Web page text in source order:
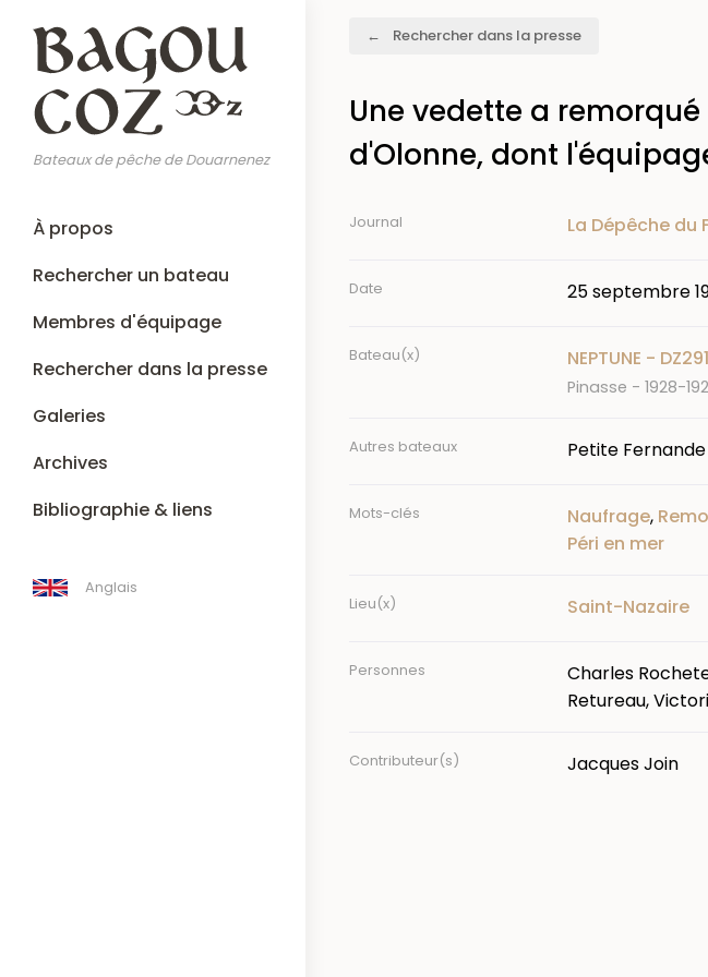
contenu
principal
Bateaux de pêche de Douarnenez
Main
navigation
À propos
Rechercher un bateau
Membres d'équipage
Rechercher dans la presse
Galeries
Archives
Bibliographie & liens
Anglais
Rechercher dans la presse
Une vedette a
d'Olonne, dont
Journal La Dépêche du
Date 25 septembre
Bateau(x) NEPTUNE -
Pinasse - 1928-
Autres bateaux Petite Fernande
Mots-clés Naufrage,
Péri en mer
Lieu(x) Saint-Nazaire
Personnes
Charles
Retureau,
Contributeur(s) Jacques Join